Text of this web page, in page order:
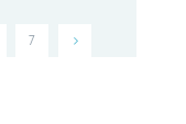
7